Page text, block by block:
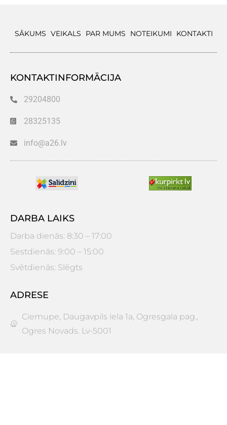
SĀKUMS VEIKALS PAR MUMS NOTEIKUMI KONTAKTI
KONTAKTINFORMĀCIJA
29204800
28325135
info@a26.lv
DARBA LAIKS
Darba dienās: 8:30 – 17:00
Sestdienās: 9:00 – 15:00
Svētdienās: Slēgts
ADRESE
Ciemupe, Daugavpils iela 1a, Ogresgala pag.,
Ogres Novads. Lv-5001